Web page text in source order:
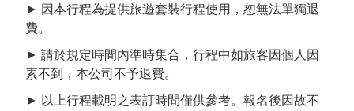
► 因本行程為提供旅遊套裝行程使用，恕無法單獨退
費。
► 請於規定時間內準時集合，行程中如旅客因個人因
素不到，本公司不予退費。
► 以上行程載明之表訂時間僅供參考。報名後因故不